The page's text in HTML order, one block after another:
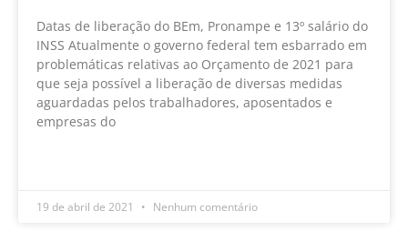
Datas de liberação do BEm, Pronampe e 13º salário do
INSS Atualmente o governo federal tem esbarrado em
problemáticas relativas ao Orçamento de 2021 para
que seja possível a liberação de diversas medidas
aguardadas pelos trabalhadores, aposentados e
empresas do
19 de abril de 2021 Nenhum comentário